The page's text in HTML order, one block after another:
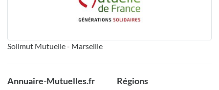
Solimut Mutuelle - Marseille
Annuaire-Mutuelles.fr Régions